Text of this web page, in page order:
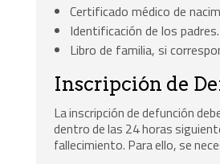
Certificado médico de
Identificación de los padres.
Libro de familia, si
Inscripción de
La inscripción de defunción
dentro de las 24 horas
fallecimiento. Para ello, se